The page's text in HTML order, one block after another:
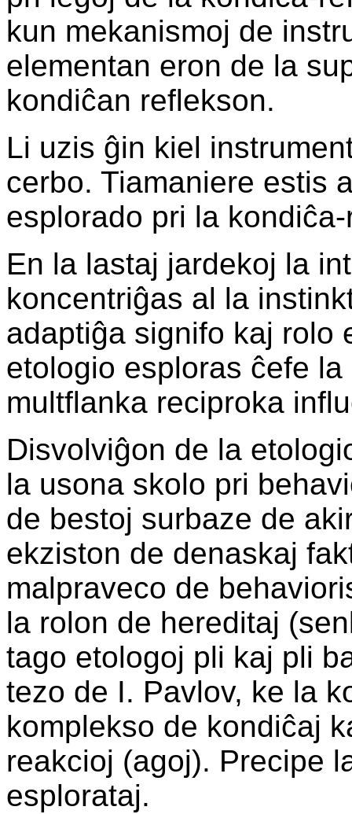
kun mekanismoj de
elementan eron de la
kondiĉan reflekson.
Li uzis ĝin kiel
cerbo. Tiamaniere estis
esplorado pri la
En la lastaj jardekoj la
koncentriĝas al la
adaptiĝa signifo kaj rolo
etologio esploras ĉefe
multflanka reciproka
Disvolviĝon de la
la usona skolo pri
de bestoj surbaze de
ekziston de denaskaj
malpraveco de
la rolon de hereditaj
tago etologoj pli kaj pli
tezo de I. Pavlov, ke la
komplekso de kondiĉaj
reakcioj (agoj). Precipe
esplorataj.